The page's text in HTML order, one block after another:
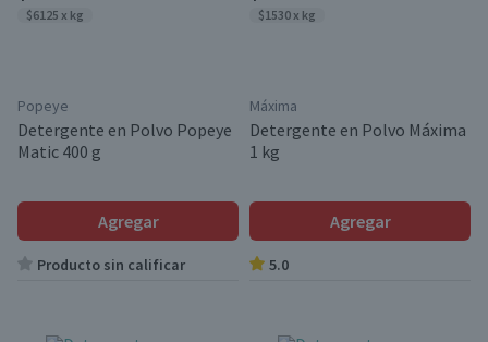
$6125 x kg
Popeye
Detergente en Polvo Popeye
Matic 400 g
Agregar
Producto sin calificar
$1530 x kg
Máxima
Detergente en Polvo Máxima
1 kg
Agregar
5.0